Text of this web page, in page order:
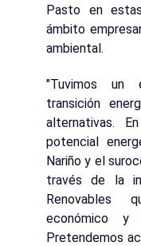
Pasto en
ámbito
ambiental.
"Tuvimos un
transición
alternativas.
potencial
Nariño y el
través de la
Renovables
económico y
Pretendemos